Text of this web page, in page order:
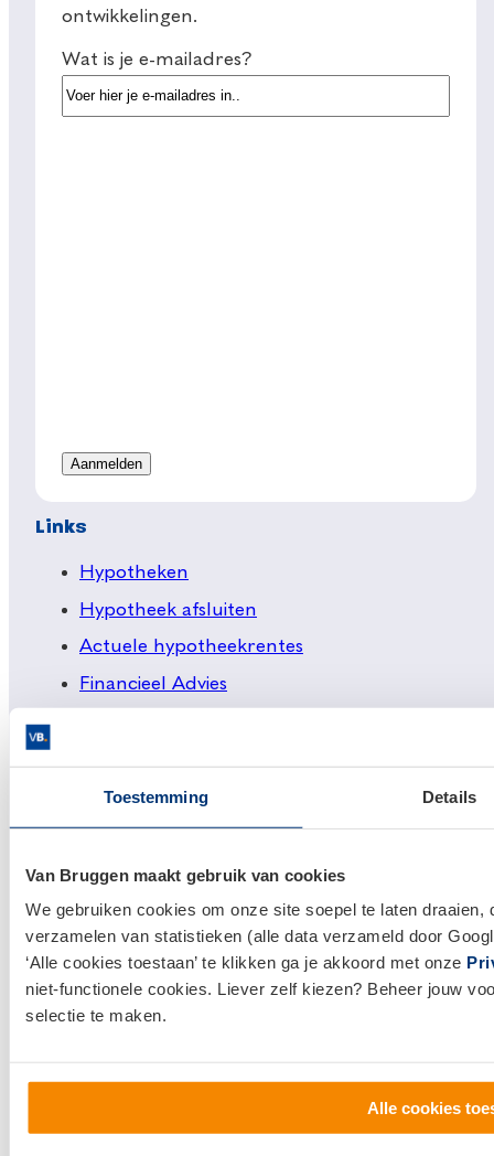
Toestemming Details
Van Bruggen maakt gebruik van cookies
We gebruiken cookies om onze site soepel te laten
verzamelen van statistieken (alle data verzameld door
‘Alle cookies toestaan’ te klikken ga je akkoord met onze
niet-functionele cookies. Liever zelf kiezen? Beheer jouw
selectie te maken.
Alle cookies
ontwikkelingen.
Wat is je e-mailadres?
Links
Hypotheken
Hypotheek afsluiten
Actuele hypotheekrentes
Financieel Advies
Huis kopen
Huis verkopen
Bezoek eenvestigingbij jou in de buurt, of neem
contact met ons op.
0800 1600